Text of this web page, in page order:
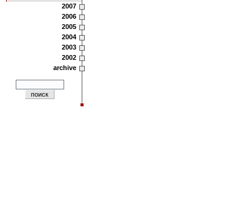
2007
2006
2005
2004
2003
2002
archive